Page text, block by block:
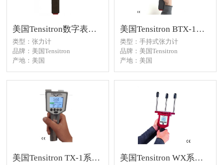
美国Tensitron数字表带张力计STX系列
类型：张力计
品牌：美国Tensitron
产地：美国
应用：胶带、打包带、编织绳
等现场的检测
美国Tensitron BTX-1系列带张力计
类型：手持式张力计
品牌：美国Tensitron
产地：美国
应用：使用 Tensitron BTX-1 张
力计提高过程控制和生产质
静止材料的张力。
美国Tensitron TX-1系列线材和灯丝数字张力计 美国Tensitron WX系列织物和卷筒纸张力计